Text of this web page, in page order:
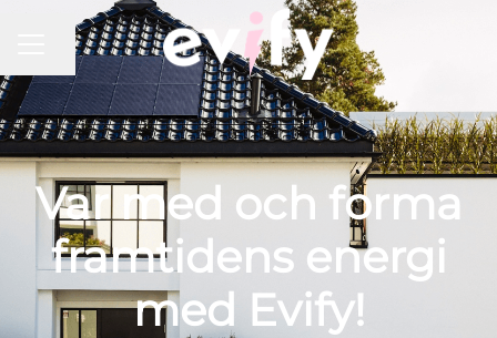
KARRIÄRMENY
Dela sidan
Var med och forma
framtidens energi
med Evify!